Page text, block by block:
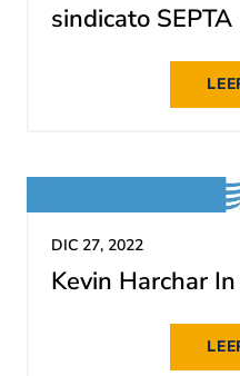
sindicato SEPTA
DIC 27, 2022
Kevin Harchar